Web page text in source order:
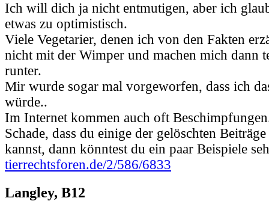
Ich will dich ja nicht entmutigen, aber ich
etwas zu optimistisch.
Viele Vegetarier, denen ich von den Fakten
nicht mit der Wimper und machen mich dann
runter.
Mir wurde sogar mal vorgeworfen, dass ich
würde..
Im Internet kommen auch oft
Schade, dass du einige der gelöschten
kannst, dann könntest du ein paar Beispiele
tierrechtsforen.de/2/586/6833
Langley, B12